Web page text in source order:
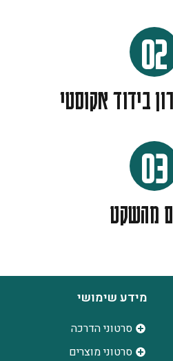
02
בידוד אקוסטי
03
מהשקט
מידע שימושי
סרטוני הדרכה
סרטוני מוצרים